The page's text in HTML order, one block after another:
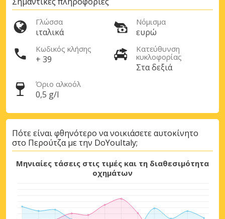
Μεγάλες εξοικονομήσεις
Αποκτήστε πρόσβαση σε αποκλειστικές
Γλώσσα
ιταλικά
Νόμισμα
ευρώ
Κωδικός κλήσης
+ 39
Κατεύθυνση
κυκλοφορίας
Στα δεξιά
Όριο αλκοόλ
0,5 g/l
Πότε είναι φθηνότερο να νοικιάσετε αυτοκίνητο
στο Περούτζα με την DoYouItaly;
Μηνιαίες τάσεις στις τιμές και τη διαθεσιμότητα
οχημάτων